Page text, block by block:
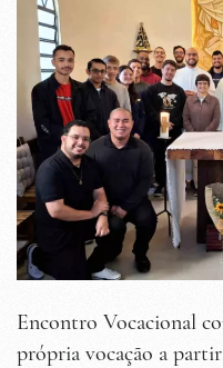
Encontro Vocacional
própria vocação a